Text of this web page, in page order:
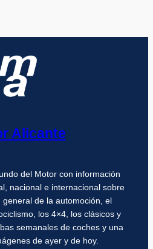
Alicante
del Motor con información
nacional e internacional sobre
de la automoción, el
los 4×4, los clásicos y
semanales de coches y una
de ayer y de hoy.